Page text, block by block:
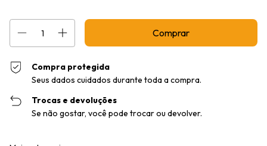
Compra protegida
Seus dados cuidados durante toda a compra.
Trocas e devoluções
Se não gostar, você pode trocar ou devolver.
Entregas para o CEP: